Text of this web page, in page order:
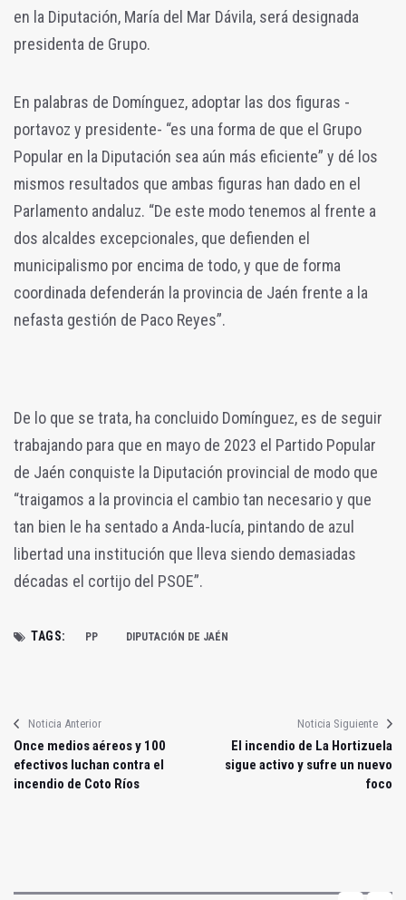
en la Diputación, María del Mar Dávila, será designada
presidenta de Grupo.
En palabras de Domínguez, adoptar las dos figuras -
portavoz y presidente- “es una forma de que el Grupo
Popular en la Diputación sea aún más eficiente” y dé los
mismos resultados que ambas figuras han dado en el
Parlamento andaluz. “De este modo tenemos al frente a
dos alcaldes excepcionales, que defienden el
municipalismo por encima de todo, y que de forma
coordinada defenderán la provincia de Jaén frente a la
nefasta gestión de Paco Reyes”.
De lo que se trata, ha concluido Domínguez, es de seguir
trabajando para que en mayo de 2023 el Partido Popular
de Jaén conquiste la Diputación provincial de modo que
“traigamos a la provincia el cambio tan necesario y que
tan bien le ha sentado a Anda-lucía, pintando de azul
libertad una institución que lleva siendo demasiadas
décadas el cortijo del PSOE”.
TAGS: PP DIPUTACIÓN DE JAÉN
Noticia Anterior
Once medios aéreos y 100
efectivos luchan contra el
incendio de Coto Ríos
Noticia Siguiente
El incendio de La Hortizuela
sigue activo y sufre un nuevo
foco